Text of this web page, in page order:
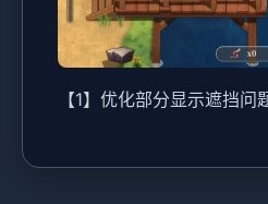
【1】优化部分显示遮挡问